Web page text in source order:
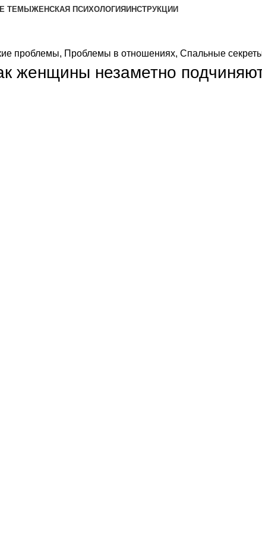
ТЕМЫ ЖЕНСКАЯ ПСИХОЛОГИЯ ИНСТРУКЦИИ
проблемы, Проблемы в отношениях, Спальные
женщины незаметно